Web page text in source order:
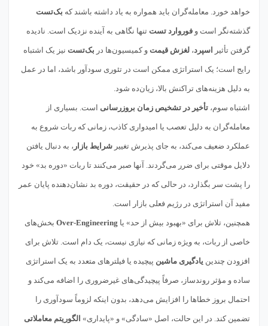
خواهد خورد. معامله‌گران باید همواره به یاد داشته باشند که بک‌تست
گذشته‌نگر است و فوروارد تست تنها نگاهی به آینده نزدیک است. نادیده
گرفتن تأثیر اسپرد، لغزش قیمت و کمیسیون‌ها در بک‌تست نیز یک اشتباه
رایج است؛ یک استراتژی ممکن است در تئوری سودآور باشد، اما در عمل
به دلیل هزینه‌های تراکنش بالا، زیان‌ده شود.
اشتباه سوم، تأخیر در تشخیص زمان بروزرسانی است. بسیاری از
معامله‌گران به دلیل تعصب یا امیدواری کاذب، زمانی که ربات شروع به
عملکرد ضعیف می‌کند، به جای پذیرش تغییر شرایط بازار ، به دنبال یافتن
دلایل موقتی برای ضرر می‌گردند. آنها صبر می‌کنند تا ربات «دوره بد» خود
را پشت سر بگذارد، در حالی که در حقیقت، دوره بد نشان‌دهنده پایان عمر
مفید آن استراتژی در رژیم فعلی بازار است.
همچنین، تلاش برای «بهبود بیش از حد» یا Over-Engineering بخش‌های
خاصی از ربات، به ویژه زمانی که نیازی نیست، یک دام است. تلاش برای
افزودن چندین یادگیری ماشین پیچیده یا فیلترهای متعدد به یک استراتژی
ساده و مؤثر روندساز، صرفاً پیچیدگی‌های غیرضروری را اضافه می‌کند و
احتمال بروز خطاها را افزایش می‌دهد، بدون اینکه لزوماً سودآوری را
تضمین کند. در این حالت، اصل «سادگی» و «پایداری» الگوریتم معاملاتی